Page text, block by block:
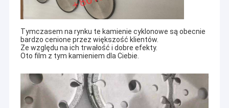
Tymczasem na rynku te kamienie cyklonowe są obecnie
bardzo cenione przez większość klientów.
Ze względu na ich trwałość i dobre efekty.
Oto film z tym kamieniem dla Ciebie.